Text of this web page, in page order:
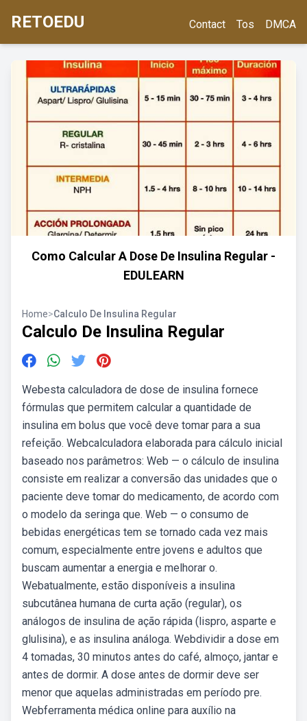
RETOEDU Contact Tos DMCA
Como Calcular A Dose De Insulina Regular -
EDULEARN
Home>Calculo De Insulina Regular
Calculo De Insulina Regular
Webesta calculadora de dose de insulina fornece
fórmulas que permitem calcular a quantidade de
insulina em bolus que você deve tomar para a sua
refeição. Webcalculadora elaborada para cálculo inicial
baseado nos parâmetros: Web — o cálculo de insulina
consiste em realizar a conversão das unidades que o
paciente deve tomar do medicamento, de acordo com
o modelo da seringa que. Web — o consumo de
bebidas energéticas tem se tornado cada vez mais
comum, especialmente entre jovens e adultos que
buscam aumentar a energia e melhorar o.
Webatualmente, estão disponíveis a insulina
subcutânea humana de curta ação (regular), os
análogos de insulina de ação rápida (lispro, asparte e
glulisina), e as insulina análoga. Webdividir a dose em
4 tomadas, 30 minutos antes do café, almoço, jantar e
antes de dormir. A dose antes de dormir deve ser
menor que aquelas administradas em período pre.
Webferramenta médica online para auxílio na